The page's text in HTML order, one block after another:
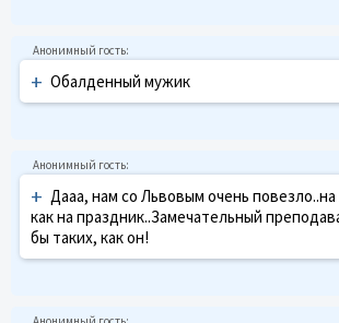
+ Обалденный мужик
+ Дааа, нам со Львовым очень
как на праздник..Замечательный
бы таких, как он!